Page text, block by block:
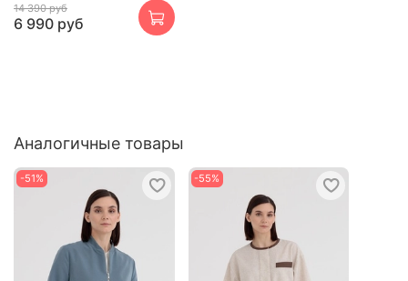
14 390 руб
6 990 руб
Аналогичные товары
-51% -55%